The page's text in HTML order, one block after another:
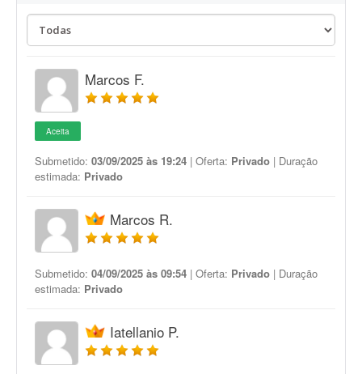
Marcos F.
Aceita
Submetido: 03/09/2025 às 19:24 | Oferta: Privado | Duração
estimada: Privado
Marcos R.
Submetido: 04/09/2025 às 09:54 | Oferta: Privado | Duração
estimada: Privado
Iatellanio P.